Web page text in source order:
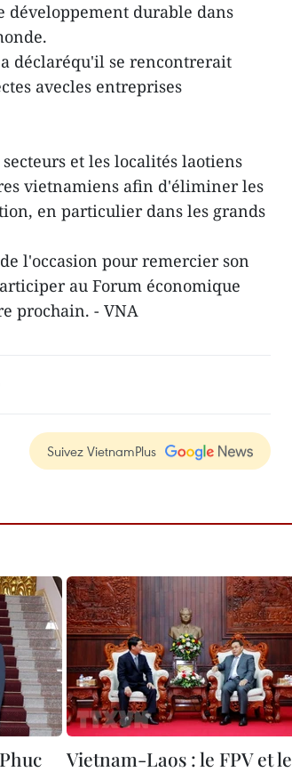
durable dans
déclaréqu'il se rencontrerait
avecles entreprises
et les localités laotiens
vietnamiens afin d'éliminer les
en particulier dans les grands
l'occasion pour remercier son
au Forum économique
prochain. - VNA
Suivez VietnamPlus
Vietnam-Laos : le FPV et le